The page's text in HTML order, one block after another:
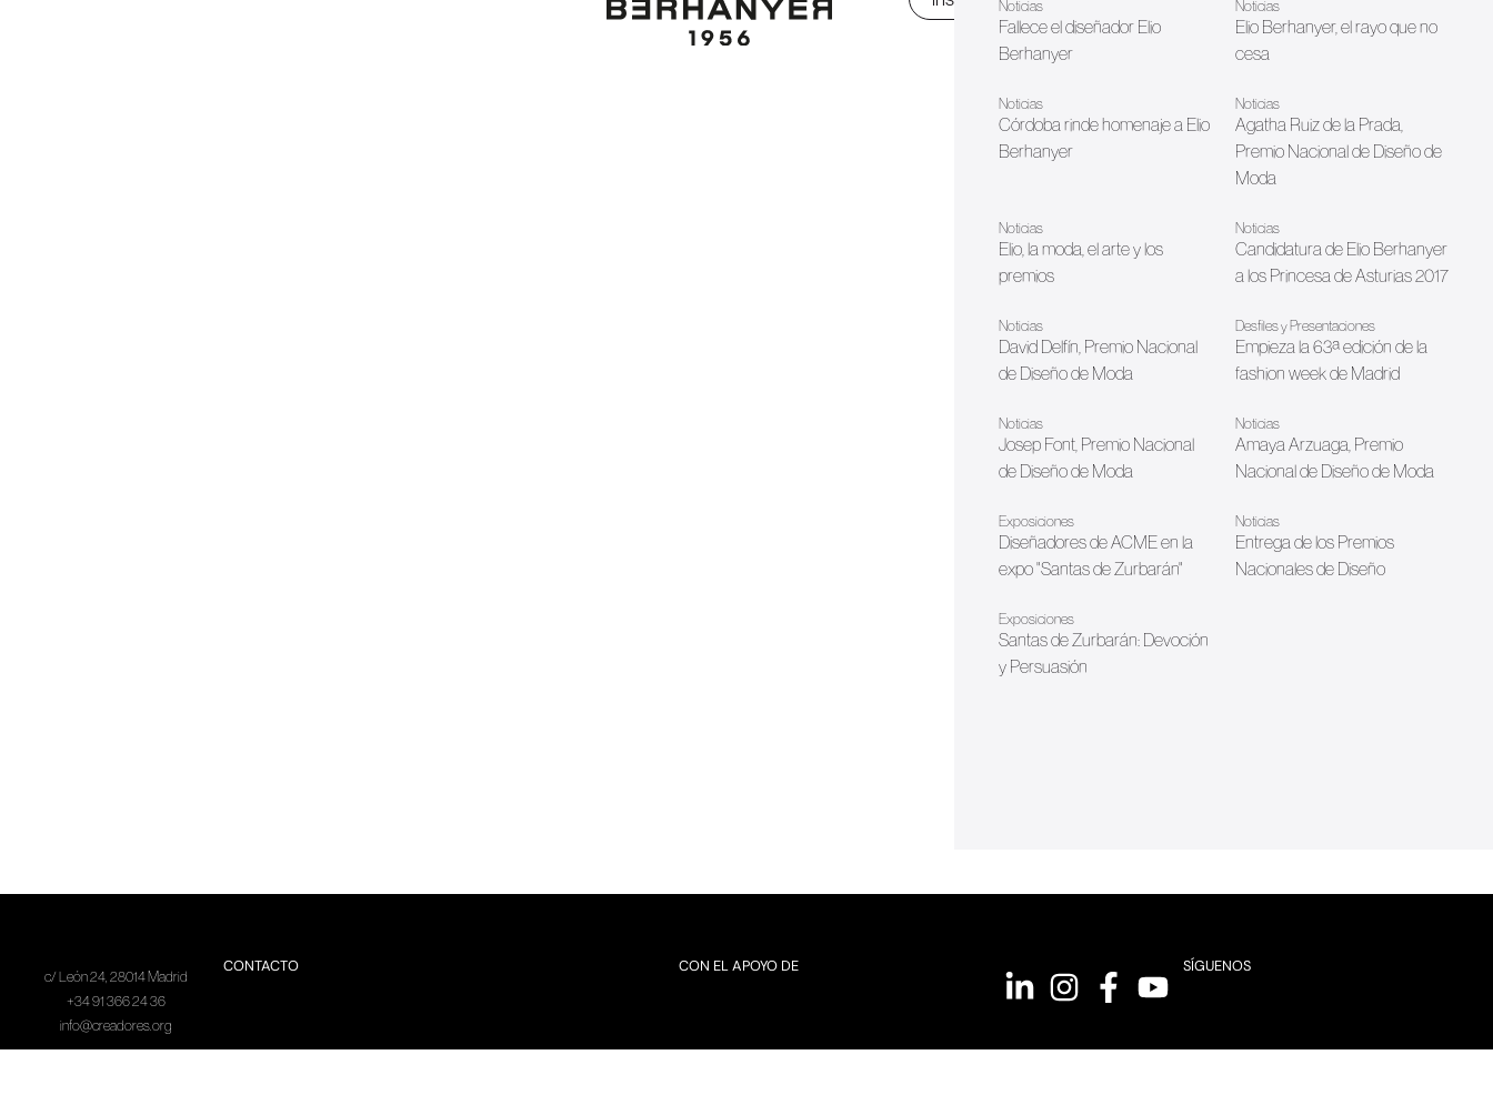
Noticias
Fallece el diseñador Elio
Berhanyer
Noticias
Elio Berhanyer, el rayo que no
cesa
Noticias
Córdoba rinde homenaje a Elio
Berhanyer
Noticias
Agatha Ruiz de la Prada,
Premio Nacional de Diseño de
Moda
Noticias
Elio, la moda, el arte y los
premios
Noticias
Candidatura de Elio Berhanyer
a los Princesa de Asturias 2017
Noticias
David Delfín, Premio Nacional
de Diseño de Moda
Desfiles y Presentaciones
Empieza la 63ª edición de la
fashion week de Madrid
Noticias
Josep Font, Premio Nacional
de Diseño de Moda
Noticias
Amaya Arzuaga, Premio
Nacional de Diseño de Moda
Exposiciones
Diseñadores de ACME en la
expo "Santas de Zurbarán"
Noticias
Entrega de los Premios
Nacionales de Diseño
Exposiciones
Santas de Zurbarán: Devoción
y Persuasión
CONTACTO
c/ León 24, 28014 Madrid
+34 91 366 24 36
info@creadores.org
CON EL APOYO DE SÍGUENOS